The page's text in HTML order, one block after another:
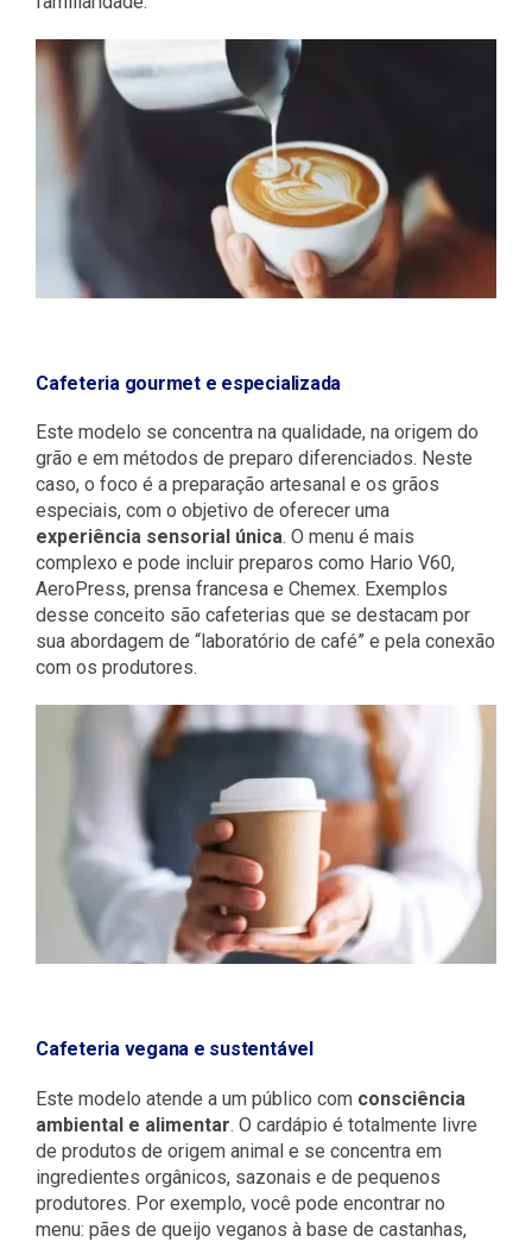
Cafeteria gourmet e especializada
Este modelo se concentra na qualidade, na origem do
grão e em métodos de preparo diferenciados. Neste
caso, o foco é a preparação artesanal e os grãos
especiais, com o objetivo de oferecer uma
experiência sensorial única. O menu é mais
complexo e pode incluir preparos como Hario V60,
AeroPress, prensa francesa e Chemex. Exemplos
desse conceito são cafeterias que se destacam por
sua abordagem de “laboratório de café” e pela conexão
com os produtores.
Cafeteria vegana e sustentável
Este modelo atende a um público com consciência
ambiental e alimentar. O cardápio é totalmente livre
de produtos de origem animal e se concentra em
ingredientes orgânicos, sazonais e de pequenos
produtores. Por exemplo, você pode encontrar no
menu: pães de queijo veganos à base de castanhas,